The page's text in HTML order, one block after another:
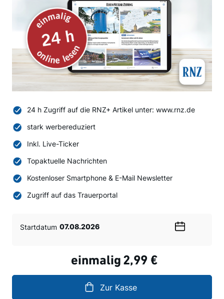
24 h Zugriff auf die RNZ+ Artikel unter: www.rnz.de
stark werbereduziert
Inkl. Live-Ticker
Topaktuelle Nachrichten
Kostenloser Smartphone & E-Mail Newsletter
Zugriff auf das Trauerportal
Startdatum
einmalig 2,99 €
Zur Kasse